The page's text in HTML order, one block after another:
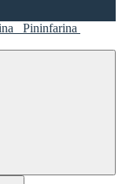
Pininfarina